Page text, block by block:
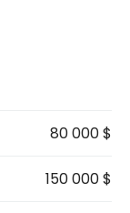
80 000 $
150 000 $